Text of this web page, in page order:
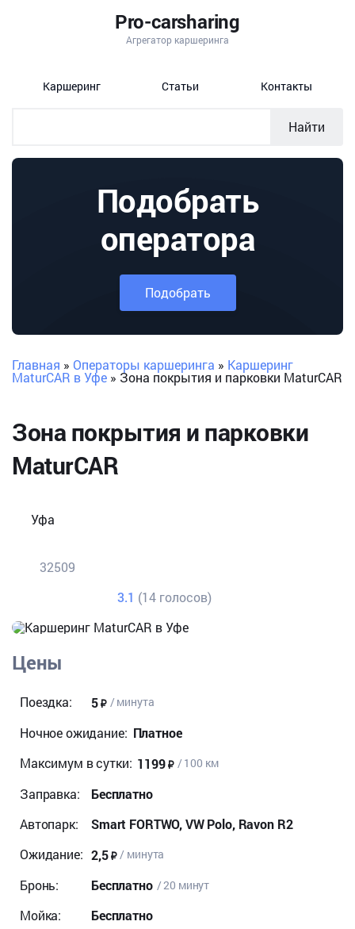
Pro-carsharing
Агрегатор каршеринга
Каршеринг Статьи Контакты
Найти
Подобрать
оператора
Подобрать
Главная » Операторы каршеринга » Каршеринг
MaturCAR в Уфе » Зона покрытия и парковки MaturCAR
Зона покрытия и парковки
MaturCAR
Уфа
32509
3.1 (14 голосов)
Цены
Поездка: 5 / минута
Ночное ожидание: Платное
Максимум в сутки: 1199 / 100 км
Заправка:
Бесплатно
Автопарк:
Smart FORTWO, VW Polo, Ravon R2
Ожидание: 2,5 / минута
Бронь: Бесплатно / 20 минут
Мойка:
Бесплатно